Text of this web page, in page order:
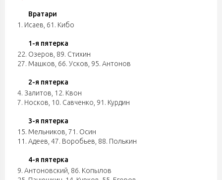
Вратари
1. Исаев 61. Кибо
1-я пятерка
22. Озеров 89. Стихин
27. Машков 66. Усков 95. Антонов
2-я пятерка
4. Залитов 12. Квон
7. Носков 10. Савченко 91. Курдин
3-я пятерка
15. Мельников 71. Осин
11. Адеев 47. Воробьев 88. Полькин
4-я пятерка
9. Антоновский 86. Копылов